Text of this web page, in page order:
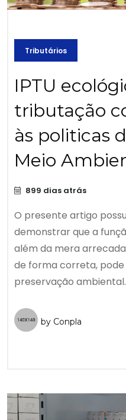
Tributários
IPTU
tributação
às politicas
Meio
899 dias atrás
O presente artigo
demonstrar que a
além da mera
de forma correta,
preservação
by Conpla